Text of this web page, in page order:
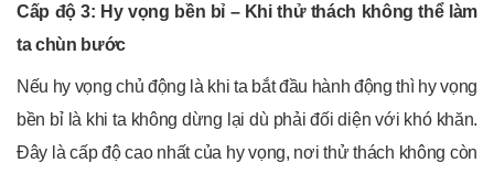
Cấp độ 3: Hy vọng bền bỉ – Khi thử thách không thể làm
ta chùn bước
Nếu hy vọng chủ động là khi ta bắt đầu hành động thì hy vọng
bền bỉ là khi ta không dừng lại dù phải đối diện với khó khăn.
Đây là cấp độ cao nhất của hy vọng, nơi thử thách không còn